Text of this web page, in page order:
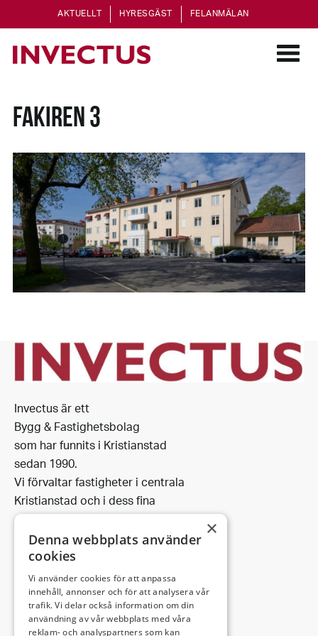
AKTUELLT HYRESGÄST FELANMÄLAN
FAKIREN 3
Invectus är ett
Bygg & Fastighetsbolag
som har funnits i Kristianstad
sedan 1990.
Vi förvaltar fastigheter i centrala
Kristianstad och i dess fina
omgivning.
Leveransadress:
Björkhemsvägen 9
×
Denna webbplats använder
cookies
Vi använder cookies för att anpassa
innehåll, annonser och för att analysera vår
trafik. Vi delar också information om din
användning av vår webbplats med våra
reklam- och analyspartners som kan